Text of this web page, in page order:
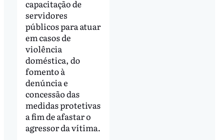
capacitação de
servidores
públicos para atuar
em casos de
violência
doméstica, do
fomento à
denúncia e
concessão das
medidas protetivas
a fim de afastar o
agressor da vítima.